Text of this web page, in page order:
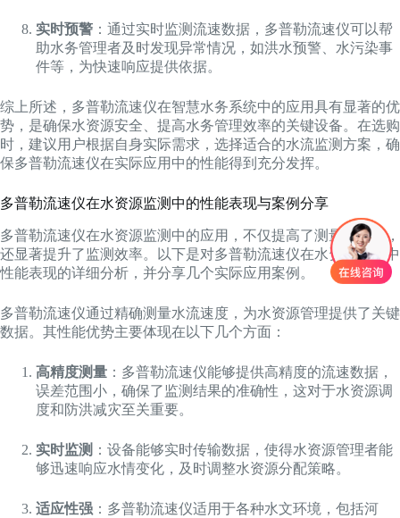
实时预警 ：通过实时监测流速数据，多普勒流速仪可以帮
助水务管理者及时发现异常情况，如洪水预警、水污染事
件等，为快速响应提供依据。
综上所述，多普勒流速仪在智慧水务系统中的应用具有显著的优
势，是确保水资源安全、提高水务管理效率的关键设备。在选购
时，建议用户根据自身实际需求，选择适合的水流监测方案，确
保多普勒流速仪在实际应用中的性能得到充分发挥。
多普勒流速仪在水资源监测中的性能表现与案例分享
多普勒流速仪在水资源监测中的应用，不仅提高了测量的精度，
还显著提升了监测效率。以下是对多普勒流速仪在水资源监测中
性能表现的详细分析，并分享几个实际应用案例。
多普勒流速仪通过精确测量水流速度，为水资源管理提供了关键
数据。其性能优势主要体现在以下几个方面：
高精度测量 ：多普勒流速仪能够提供高精度的流速数据，
误差范围小，确保了监测结果的准确性，这对于水资源调
度和防洪减灾至关重要。
实时监测 ：设备能够实时传输数据，使得水资源管理者能
够迅速响应水情变化，及时调整水资源分配策略。
适应性强 ：多普勒流速仪适用于各种水文环境，包括河